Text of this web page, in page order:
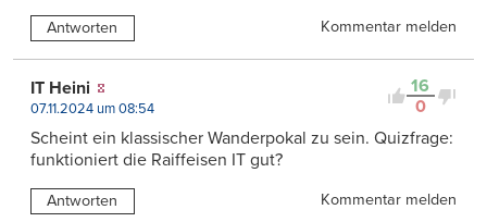
Antworten Kommentar melden
16
0
IT Heini
07.11.2024 um 08:54
Scheint ein klassischer Wanderpokal zu sein. Quizfrage:
funktioniert die Raiffeisen IT gut?
Antworten
Kommentar melden